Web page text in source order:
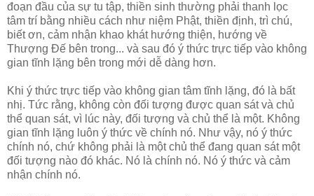
đoạn đầu của sự tu tập, thiền sinh thường phải thanh lọc
tâm trí bằng nhiều cách như niệm Phật, thiền định, trì chú,
biết ơn, cảm nhận khao khát hướng thiện, hướng về
Thượng Đế bên trong... và sau đó ý thức trực tiếp vào không
gian tĩnh lặng bên trong mới dễ dàng hơn.
Khi ý thức trực tiếp vào không gian tâm tĩnh lặng, đó là bất
nhị. Tức rằng, không còn đối tượng được quan sát và chủ
thể quan sát, vì lúc này, đối tượng và chủ thể là một. Không
gian tĩnh lặng luôn ý thức về chính nó. Như vậy, nó ý thức
chính nó, chứ không phải là một chủ thể đang quan sát một
đối tượng nào đó khác. Nó là chính nó. Nó ý thức và cảm
nhận chính nó.